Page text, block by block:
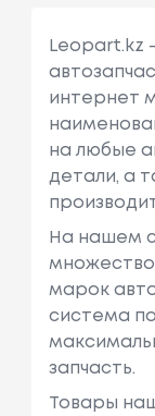
Leopart.kz
интернет
на любые
детали, а
На нашем
множество
марок
система
запчасть.
Товары